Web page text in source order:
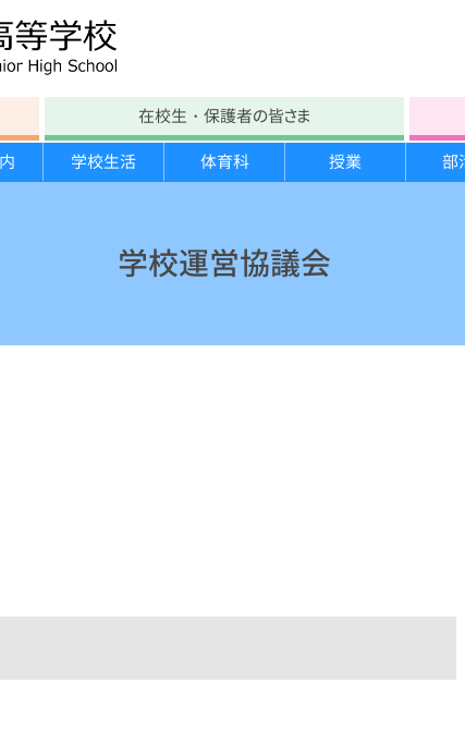
在校生・保護者の皆さま
いじめ防止基本方針
学校生活
図書館たより
体育科
臨海実習
授業 部
分野別説明会
大塚祭 文化の部
学校運営協議会